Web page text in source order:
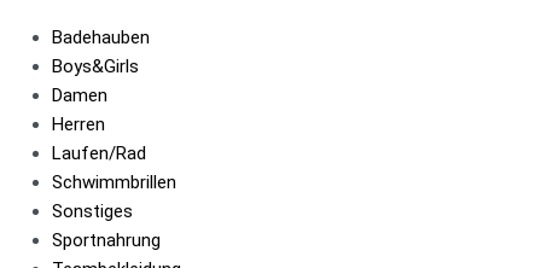
Badehauben
Boys&Girls
Damen
Herren
Laufen/Rad
Schwimmbrillen
Sonstiges
Sportnahrung